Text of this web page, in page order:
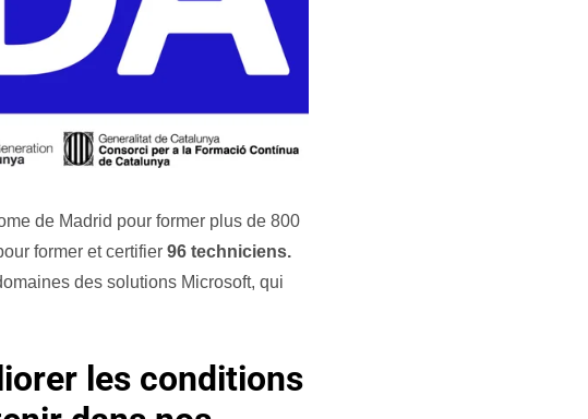
de Madrid pour former plus de 800
former et certifier 96 techniciens.
des solutions Microsoft, qui
les conditions